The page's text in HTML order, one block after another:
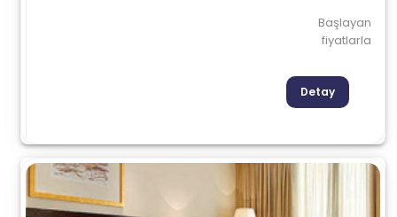
Başlayan
fiyatlarla
Detay